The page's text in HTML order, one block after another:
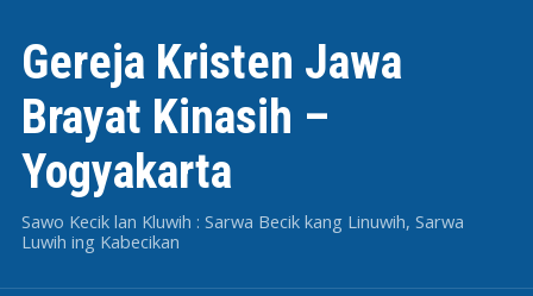
Gereja Kristen Jawa
Brayat Kinasih –
Yogyakarta
Sawo Kecik lan Kluwih : Sarwa Becik kang Linuwih, Sarwa
Luwih ing Kabecikan